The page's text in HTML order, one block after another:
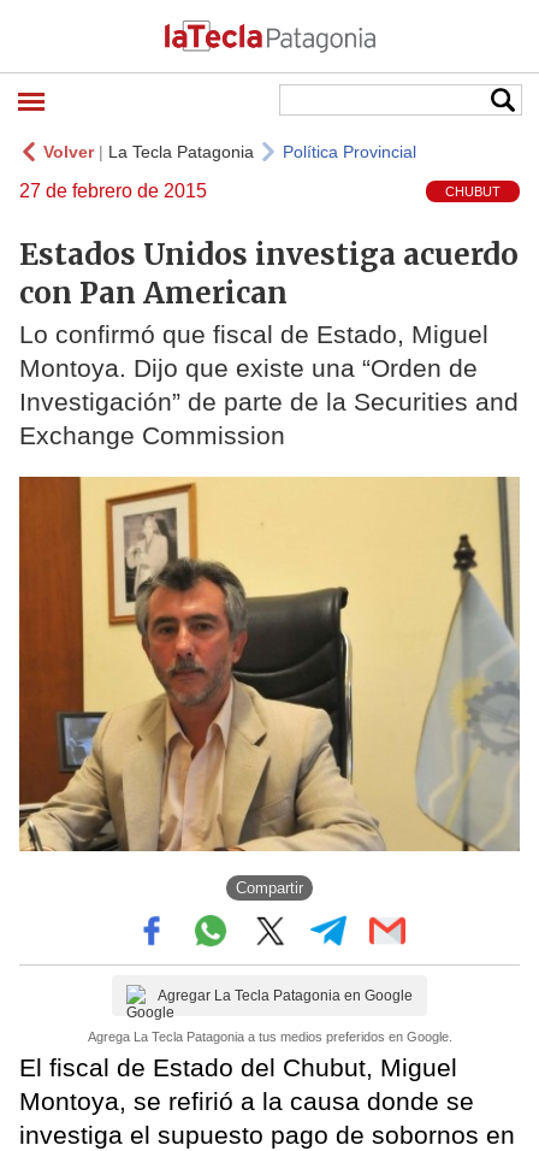
Volver| La Tecla Patagonia Política Provincial
27 de febrero de 2015 CHUBUT
Estados Unidos investiga acuerdo
con Pan American
Lo confirmó que fiscal de Estado, Miguel
Montoya. Dijo que existe una “Orden de
Investigación” de parte de la Securities and
Exchange Commission
Compartir
Agregar La Tecla Patagonia en Google
Agrega La Tecla Patagonia a tus medios preferidos en Google.
El fiscal de Estado del Chubut, Miguel
Montoya, se refirió a la causa donde se
investiga el supuesto pago de sobornos en